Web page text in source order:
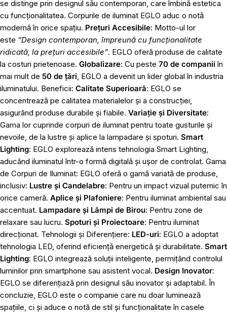
se distinge prin designul său contemporan, care îmbină estetica
cu funcționalitatea. Corpurile de iluminat EGLO aduc o notă
modernă în orice spațiu. Prețuri Accesibile: Motto-ul lor
este “Design contemporan, împreună cu funcționalitate
ridicată, la prețuri accesibile”. EGLO oferă produse de calitate
la costuri prietenoase. Globalizare: Cu peste 70 de companii în
mai mult de 50 de țări, EGLO a devenit un lider global în industria
iluminatului. Beneficii: Calitate Superioară: EGLO se
concentrează pe calitatea materialelor și a construcției,
asigurând produse durabile și fiabile. Variație și Diversitate:
Gama lor cuprinde corpuri de iluminat pentru toate gusturile și
nevoile, de la lustre și aplice la lampadare și spoturi. Smart
Lighting: EGLO explorează intens tehnologia Smart Lighting,
aducând iluminatul într-o formă digitală și ușor de controlat. Gama
de Corpuri de Iluminat: EGLO oferă o gamă variată de produse,
inclusiv: Lustre și Candelabre: Pentru un impact vizual puternic în
orice cameră. Aplice și Plafoniere: Pentru iluminat ambiental sau
accentuat. Lampadare și Lămpi de Birou: Pentru zone de
relaxare sau lucru. Spoturi și Proiectoare: Pentru iluminat
direcționat. Tehnologii și Diferențiere: LED-uri: EGLO a adoptat
tehnologia LED, oferind eficiență energetică și durabilitate. Smart
Lighting: EGLO integrează soluții inteligente, permițând controlul
luminilor prin smartphone sau asistent vocal. Design Inovator:
EGLO se diferențiază prin designul său inovator și adaptabil. În
concluzie, EGLO este o companie care nu doar luminează
spațiile, ci și aduce o notă de stil și funcționalitate în casele